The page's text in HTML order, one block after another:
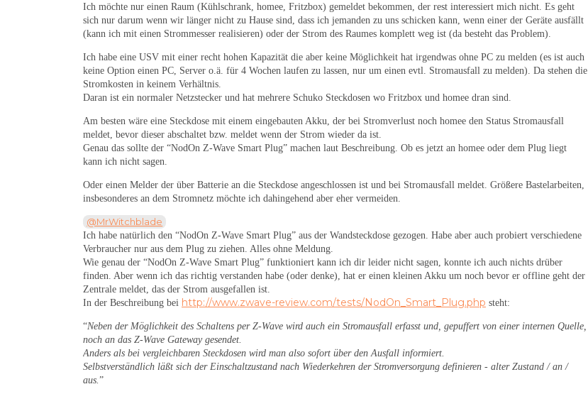
Ich möchte nur einen Raum (Kühlschrank, homee, Fritzbox) gemeldet bekommen, der rest interessiert mich nicht. Es geht
sich nur darum wenn wir länger nicht zu Hause sind, dass ich jemanden zu uns schicken kann, wenn einer der Geräte ausfällt
(kann ich mit einen Strommesser realisieren) oder der Strom des Raumes komplett weg ist (da besteht das Problem).
Ich habe eine USV mit einer recht hohen Kapazität die aber keine Möglichkeit hat irgendwas ohne PC zu melden (es ist auch
keine Option einen PC, Server o.ä. für 4 Wochen laufen zu lassen, nur um einen evtl. Stromausfall zu melden). Da stehen die
Stromkosten in keinem Verhältnis.
Daran ist ein normaler Netzstecker und hat mehrere Schuko Steckdosen wo Fritzbox und homee dran sind.
Am besten wäre eine Steckdose mit einem eingebauten Akku, der bei Stromverlust noch homee den Status Stromausfall
meldet, bevor dieser abschaltet bzw. meldet wenn der Strom wieder da ist.
Genau das sollte der “NodOn Z-Wave Smart Plug” machen laut Beschreibung. Ob es jetzt an homee oder dem Plug liegt
kann ich nicht sagen.
Oder einen Melder der über Batterie an die Steckdose angeschlossen ist und bei Stromausfall meldet. Größere Bastelarbeiten,
insbesonderes an dem Stromnetz möchte ich dahingehend aber eher vermeiden.
@MrWitchblade
Ich habe natürlich den “NodOn Z-Wave Smart Plug” aus der Wandsteckdose gezogen. Habe aber auch probiert verschiedene
Verbraucher nur aus dem Plug zu ziehen. Alles ohne Meldung.
Wie genau der “NodOn Z-Wave Smart Plug” funktioniert kann ich dir leider nicht sagen, konnte ich auch nichts drüber
finden. Aber wenn ich das richtig verstanden habe (oder denke), hat er einen kleinen Akku um noch bevor er offline geht der
Zentrale meldet, das der Strom ausgefallen ist.
In der Beschreibung bei http://www.zwave-review.com/tests/NodOn_Smart_Plug.php steht:
“Neben der Möglichkeit des Schaltens per Z-Wave wird auch ein Stromausfall erfasst und, gepuffert von einer internen Quelle,
noch an das Z-Wave Gateway gesendet.
Anders als bei vergleichbaren Steckdosen wird man also sofort über den Ausfall informiert.
Selbstverständlich läßt sich der Einschaltzustand nach Wiederkehren der Stromversorgung definieren - alter Zustand / an /
aus. ”